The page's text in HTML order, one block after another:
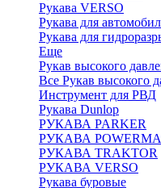
Рукава VERSO
Рукава для
Рукава для
Еще
Рукав высокого
Все Рукав высокого
Инструмент для РВД
Рукава Dunlop
РУКАВА PARKER
РУКАВА
РУКАВА TRAKTOR
РУКАВА VERSO
Рукава буровые